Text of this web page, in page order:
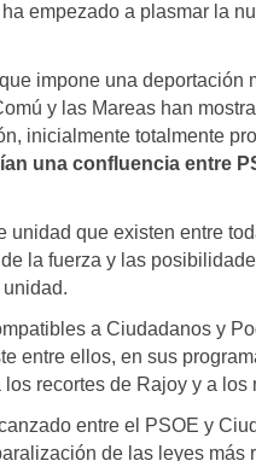
empezado a plasmar la
impone una deportación
y las Mareas han
inicialmente totalmente
una confluencia entre
que existen entre
la fuerza y las
a Ciudadanos y
entre ellos, en sus
recortes de Rajoy y a
entre el PSOE y
de las leyes más